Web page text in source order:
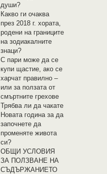
души?
Какво ги очаква
през 2018 г. хората,
родени на границите
на зодиакалните
знаци?
С пари може да се
купи щастие, ако се
харчат правилно –
или за ползата от
смъртните грехове
Трябва ли да чакате
Новата година за да
започнете да
променяте живота
си?
OБЩИ УСЛОВИЯ
ЗА ПОЛЗВАНЕ НА
СЪДЪРЖАНИЕТО